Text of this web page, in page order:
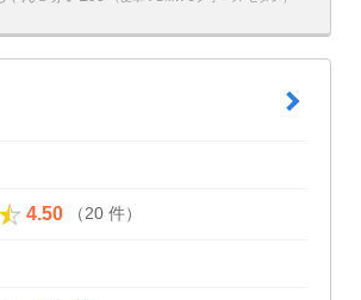
4.50 （20 件）